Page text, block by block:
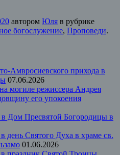
автором Юля в рубрике
богослужение, Проповеди.
Амвросиевского прихода в
07.06.2026
могиле режиссера Андрея
его упокоения
в Дом Пресвятой Богородицы в
день Святого Духа в храме св.
01.06.2026